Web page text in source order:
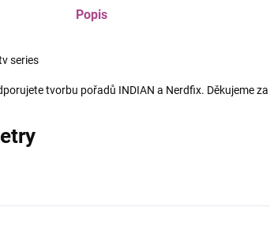
Popis
series
tvorbu pořadů INDIAN a Nerdfix. Děkujeme